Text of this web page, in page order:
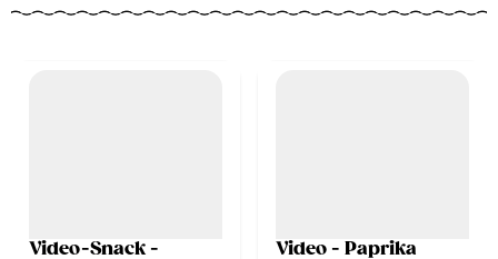
Video-Snack -
Video - Paprika